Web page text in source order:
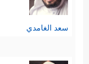
سعد الغامدي